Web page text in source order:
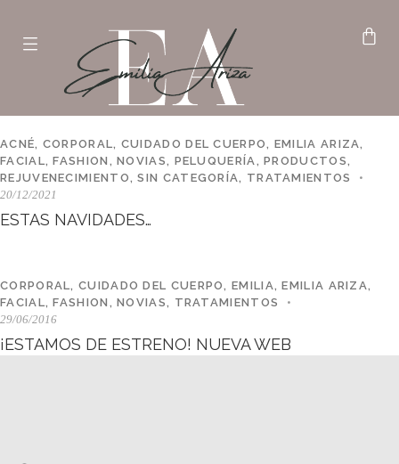
ACNÉ, CORPORAL, CUIDADO DEL CUERPO, EMILIA ARIZA,
FACIAL,FASHION ,NOVIAS, PELUQUERÍA,PRODUCTOS,
REJUVENECIMIENTO,SIN CATEGORÍA, TRATAMIENTOS
20/12/2021
ESTAS NAVIDADES…
CORPORAL,CUIDADO DEL CUERPO,EMILIA,EMILIA ARIZA,
FACIAL,FASHION ,NOVIAS, TRATAMIENTOS
29/06/2016
¡ESTAMOS DE ESTRENO! NUEVA WEB